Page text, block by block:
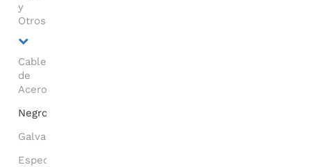
y
Otros
Cables
de
Acero
Negro
Galvanizado
Especiales